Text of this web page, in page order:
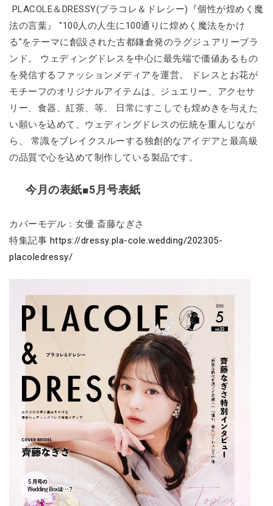
PLACOLE＆DRESSY(プラコレ＆ドレシー)『個性が煌めく魔
法の言葉』 "100人の人生に100通りに煌めく魔法をかけ
る"をテーマに創設された古都鎌倉発のラグジュアリーブラ
ンド。 ウェディングドレスを中心に最先端で価値あるもの
を発信するファッションメディアを運営。 ドレスとお花が
モチーフのオリジナルアイテムは、ジュエリー、アクセサ
リー、食器、紅茶、等、 日常にすこしでも煌めきを与えた
い願いを込めて、ウェディングドレスの伝統を重んじなが
ら、 常識をブレイクスルーする独創的なアイデアと最高級
の品質で心を込めて制作している製品です。
今月の表紙■5月号表紙
カバーモデル：女優 斎藤なぎさ
特集記事 https://dressy.pla-cole.wedding/202305-
placoledressy/